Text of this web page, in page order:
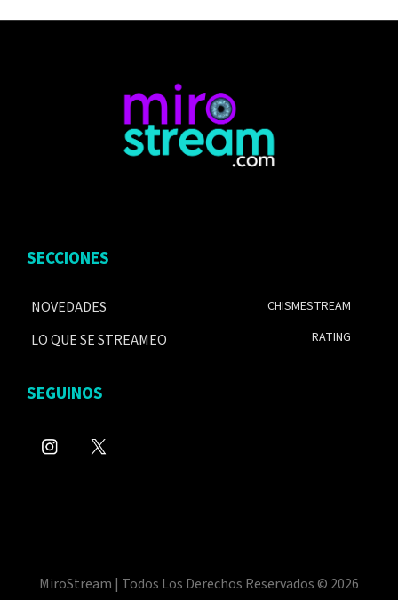
SECCIONES
NOVEDADES
LO QUE SE STREAMEO
CHISMESTREAM
RATING
SEGUINOS
MiroStream | Todos Los Derechos Reservados © 2026